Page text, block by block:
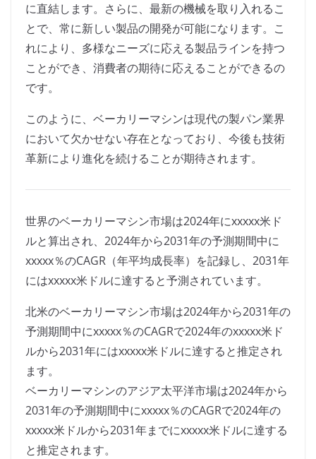
に直結します。さらに、最新の機械を取り入れるこ
とで、常に新しい製品の開発が可能になります。こ
れにより、多様なニーズに応える製品ラインを持つ
ことができ、消費者の期待に応えることができるの
です。
このように、ベーカリーマシンは現代の製パン業界
において欠かせない存在となっており、今後も技術
革新により進化を続けることが期待されます。
世界のベーカリーマシン市場は2024年にxxxxx米ド
ルと算出され、2024年から2031年の予測期間中に
xxxxx％のCAGR（年平均成長率）を記録し、2031年
にはxxxxx米ドルに達すると予測されています。
北米のベーカリーマシン市場は2024年から2031年の
予測期間中にxxxxx％のCAGRで2024年のxxxxx米ド
ルから2031年にはxxxxx米ドルに達すると推定され
ます。
ベーカリーマシンのアジア太平洋市場は2024年から
2031年の予測期間中にxxxxx％のCAGRで2024年の
xxxxx米ドルから2031年までにxxxxx米ドルに達する
と推定されます。